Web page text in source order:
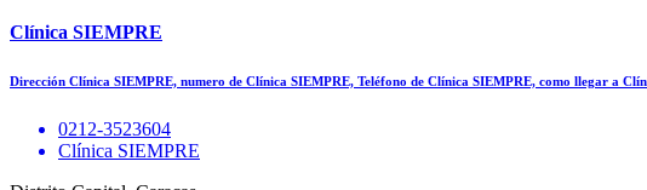
Clínica SIEMPRE
Dirección Clínica SIEMPRE, numero de Clínica SIEMPRE, Teléfono de Clínica SIEMPRE, como llegar a
0212-3523604
Clínica SIEMPRE